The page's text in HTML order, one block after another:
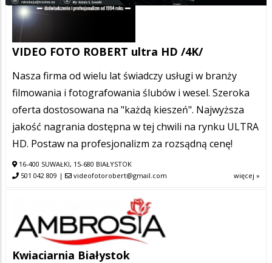
VIDEO FOTO ROBERT ultra HD /4K/
Nasza firma od wielu lat świadczy usługi w branży
filmowania i fotografowania ślubów i wesel. Szeroka
oferta dostosowana na "każdą kieszeń". Najwyższa
jakość nagrania dostępna w tej chwili na rynku ULTRA
HD. Postaw na profesjonalizm za rozsądną cenę!
16-400 SUWAŁKI, 15-680 BIAŁYSTOK
501 042 809 | videofotorobert@gmail.com więcej »
Kwiaciarnia Białystok